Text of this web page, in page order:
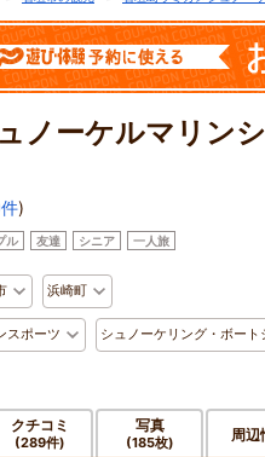
ノーケルマリン
)
ル 友達 シニア 一人旅
浜崎町
スポーツ シュノーケリング・ボート
クチコミ
(289件)
写真
(185枚) 周辺